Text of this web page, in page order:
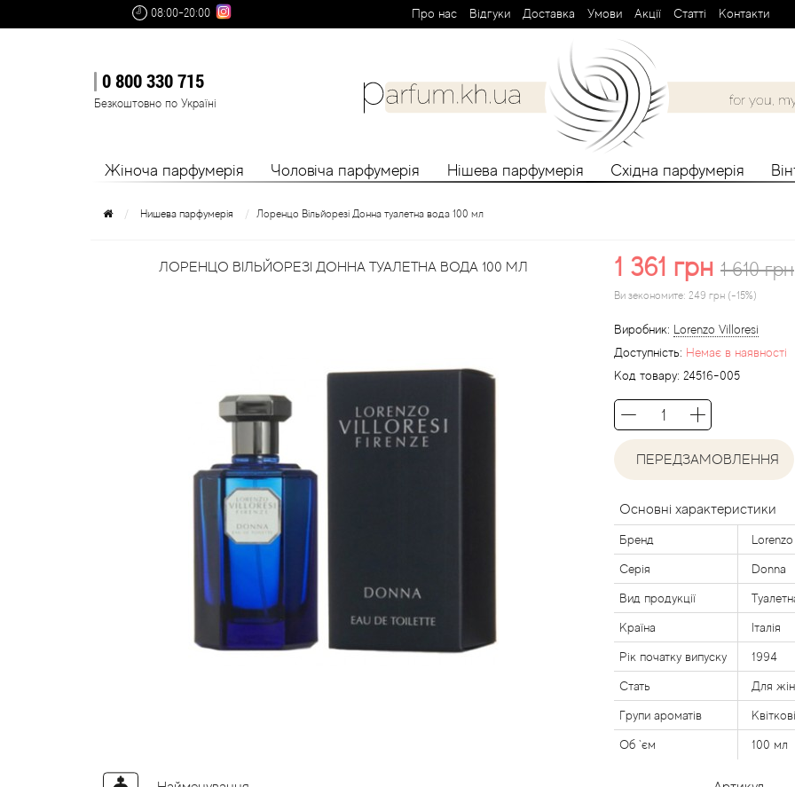
08:00-20:00 Про нас Вiдгуки Доставка Умови Aкції Cтатті Контакти
0 800 330 715
Безкоштовно по Україні
Жіноча парфумерія Чоловіча парфумерія Нішева парфумерія Східна парфумерія
Нишева парфумерія Лоренцо Вільйорезі Донна туалетна вода 100 мл
ЛОРЕНЦО ВІЛЬЙОРЕЗІ ДОННА ТУАЛЕТНА ВОДА 100 МЛ 1 361 грн 1 610 грн
Ви зекономите: 249 грн (-15%)
Виробник: Lorenzo Villoresi
Доступність: Немає в наявності
Код товару: 24516-005
ПЕРЕДЗАМОВЛЕННЯ
Основні характеристики
Бренд
Серія Donna
Вид продукції
Країна Італія
Рік початку випуску 1994
Стать Для
Групи ароматів Квіткові
Об `єм 100 мл